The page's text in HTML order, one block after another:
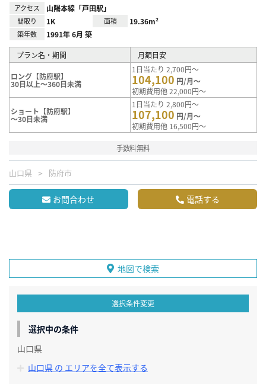
アクセス 山陽本線「戸田駅」
間取り 1K 面積 19.36m²
築年数 1991年 6月 築
プラン名・期間 月額目安
ロング【防府駅】
30日以上～360日未満
1日当たり 2,700円～
104,100 円/月～
初期費用他 22,000円～
ショート【防府駅】
～30日未満
1日当たり 2,800円～
107,100 円/月～
初期費用他 16,500円～
手数料無料
山口県 防府市
お問合わせ 電話する
地図で検索
選択条件変更
選択中の条件
山口県
山口県 の エリアを全て表示する